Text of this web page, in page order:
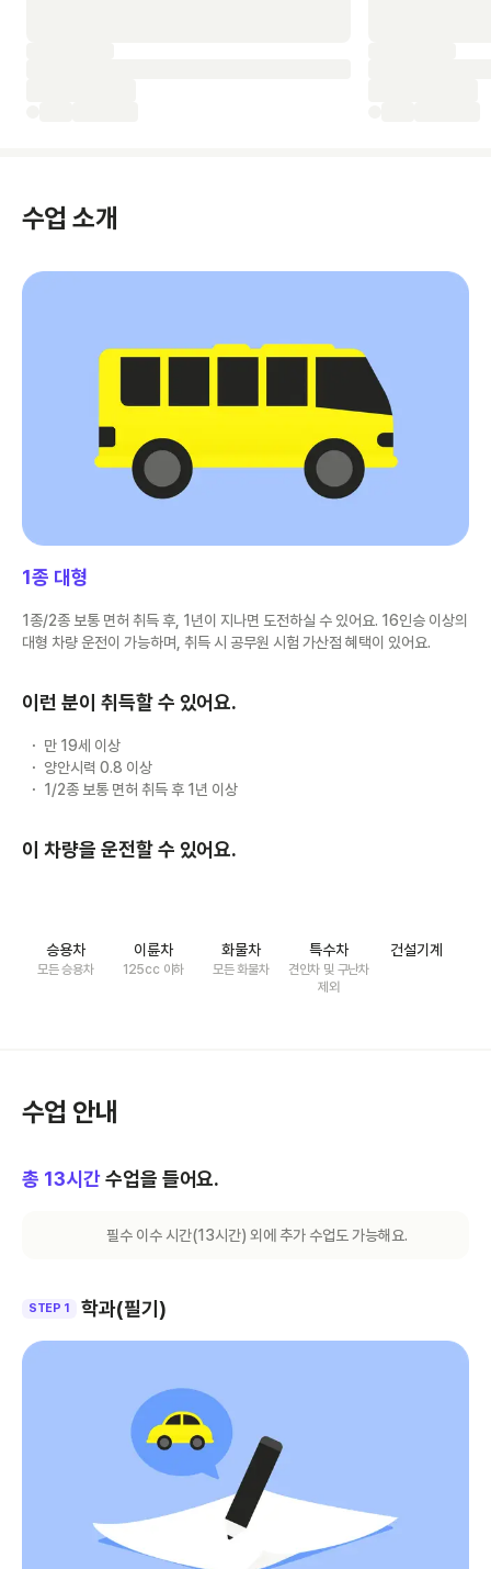
수업 소개
1종 대형
1종/2종 보통 면허 취득 후, 1년이 지나면 도전하실 수 있어요. 16인승 이상의
대형 차량 운전이 가능하며, 취득 시 공무원 시험 가산점 혜택이 있어요.
이런 분이 취득할 수 있어요.
만 19세 이상
양안시력 0.8 이상
1/2종 보통 면허 취득 후 1년 이상
이 차량을 운전할 수 있어요.
승용차
모든 승용차
이륜차
125cc 이하
화물차
모든 화물차
특수차
견인차 및 구난차
제외
건설기계
수업 안내
총 13시간 수업을 들어요.
필수 이수 시간(13시간) 외에 추가 수업도 가능해요.
STEP 1 학과(필기)